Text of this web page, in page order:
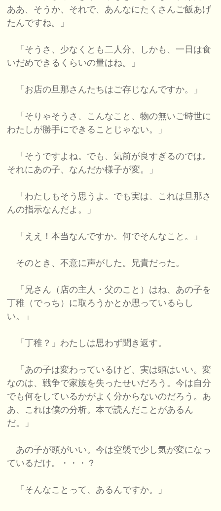
ああ、そうか、それで、あんなにたくさんご飯あげ
たんですね。」
「そうさ、少なくとも二人分、しかも、一日は食
いだめできるくらいの量はね。」
「お店の旦那さんたちはご存じなんですか。」
「そりゃそうさ、こんなこと、物の無いご時世に
わたしが勝手にできることじゃない。」
「そうですよね。でも、気前が良すぎるのでは。
それにあの子、なんだか様子が変。」
「わたしもそう思うよ。でも実は、これは旦那さ
んの指示なんだよ。」
「ええ！本当なんですか。何でそんなこと。」
そのとき、不意に声がした。兄貴だった。
「兄さん（店の主人・父のこと）はね、あの子を
丁稚（でっち）に取ろうかとか思っているらし
い。」
「丁稚？」わたしは思わず聞き返す。
「あの子は変わっているけど、実は頭はいい。変
なのは、戦争で家族を失ったせいだろう。今は自分
でも何をしているかがよく分からないのだろう。あ
あ、これは僕の分析。本で読んだことがあるん
だ。」
あの子が頭がいい。今は空襲で少し気が変になっ
ているだけ。・・・？
「そんなことって、あるんですか。」